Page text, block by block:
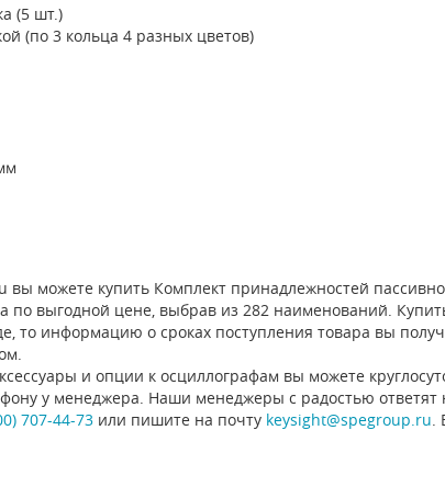
(5 шт.)
(по 3 кольца 4 разных цветов)
вы можете купить Комплект принадлежностей
по выгодной цене, выбрав из 282 наименований.
то информацию о сроках поступления товара вы
и опции к осциллографам вы можете
у менеджера. Наши менеджеры с радостью
707-44-73или пишите на почту keysight@spegroup.ru